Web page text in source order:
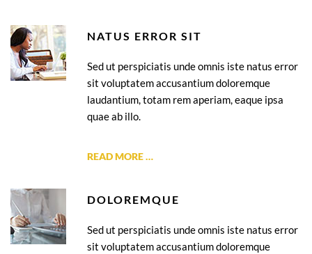
NATUS ERROR SIT
Sed ut perspiciatis unde omnis iste natus error
sit voluptatem accusantium doloremque
laudantium, totam rem aperiam, eaque ipsa
quae ab illo.
READ MORE …
DOLOREMQUE
Sed ut perspiciatis unde omnis iste natus error
sit voluptatem accusantium doloremque